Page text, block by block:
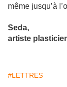
même jusqu’à
Seda,
artiste
#LETTRES